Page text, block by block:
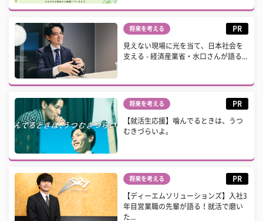
将来を考える PR
見えない現場に光を当て、日本社会を
支える - 経済産業省・水口さんが語る...
将来を考える PR
【就活生応援】噛んでるときは、うつ
むきづらいよ。
将来を考える PR
【ディーエムソリューションズ】入社3
年目営業職の先輩が語る！就活で磨い
た...